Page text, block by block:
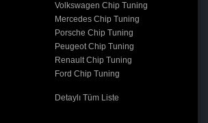
Volkswagen Chip Tuning
Mercedes Chip Tuning
Porsche Chip Tuning
Peugeot Chip Tuning
Renault Chip Tuning
Ford Chip Tuning
Detaylı Tüm Liste